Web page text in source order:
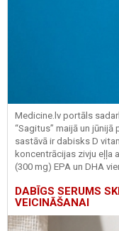
Medicine.lv portāls
“Sagitus” maijā un jūnijā
sastāvā ir dabisks D
koncentrācijas zivju eļļa
(300 mg) EPA un DHA
DABĪGS SERUMS
VEICINĀŠANAI